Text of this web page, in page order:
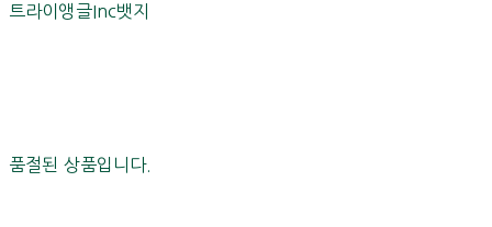
트라이앵글Inc뱃지
품절된 상품입니다.